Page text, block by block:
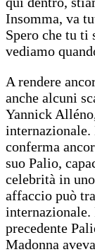
Insomma, va
Spero che tu ti
vediamo
A rendere
anche alcuni
Yannick
internazionale.
conferma
suo Palio,
celebrità in
affaccio può
precedente
Madonna